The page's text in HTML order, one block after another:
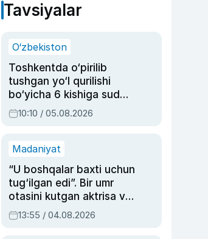
Tavsiyalar
O‘zbekiston
Toshkentda o‘pirilib
tushgan yo‘l qurilishi
bo‘yicha 6 kishiga sud
hukmi o‘qildi
10:10 / 05.08.2026
Madaniyat
“U boshqalar baxti uchun
tug‘ilgan edi”. Bir umr
otasini kutgan aktrisa va
dublyaj ustasi Rimma
Ahmedovaning
13:55 / 04.08.2026